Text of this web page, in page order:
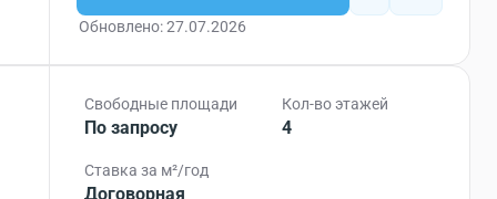
Обновлено: 27.07.2026
Свободные площади
По запросу
Кол-во этажей
4
Ставка за м²/год
Договорная